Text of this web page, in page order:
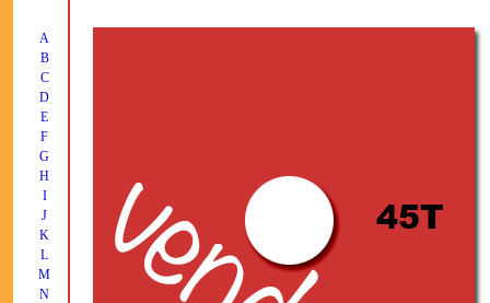
A
B
C
D
E
F
G
H
I
J
K
L
M
N